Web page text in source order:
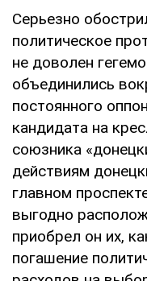
Серьезно
политическое
не доволен
объединились
постоянного
кандидата на
союзника
действиям
главном
выгодно
приобрел он их,
погашение